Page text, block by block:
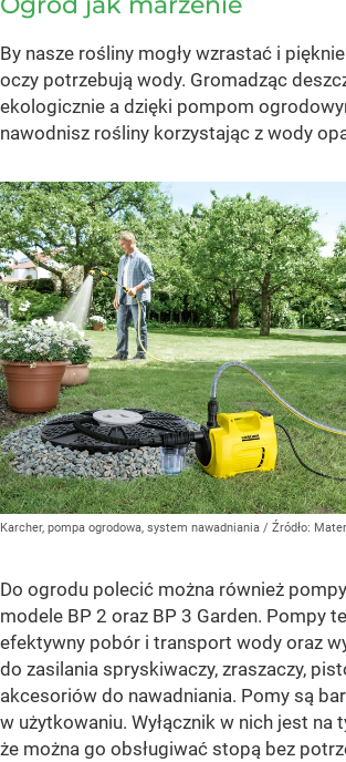
By nasze rośliny mogły wzrastać i
oczy potrzebują wody. Gromadząc
ekologicznie a dzięki pompom
nawodnisz rośliny korzystając z wody
Karcher, pompa ogrodowa, system nawadniania / Źródło:
Do ogrodu polecić można również
modele BP 2 oraz BP 3 Garden. Pompy
efektywny pobór i transport wody oraz
do zasilania spryskiwaczy, zraszaczy,
akcesoriów do nawadniania. Pomy są
w użytkowaniu. Wyłącznik w nich jest na
że można go obsługiwać stopą bez